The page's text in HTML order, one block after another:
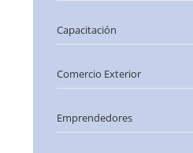
Capacitación
Comercio Exterior
Emprendedores